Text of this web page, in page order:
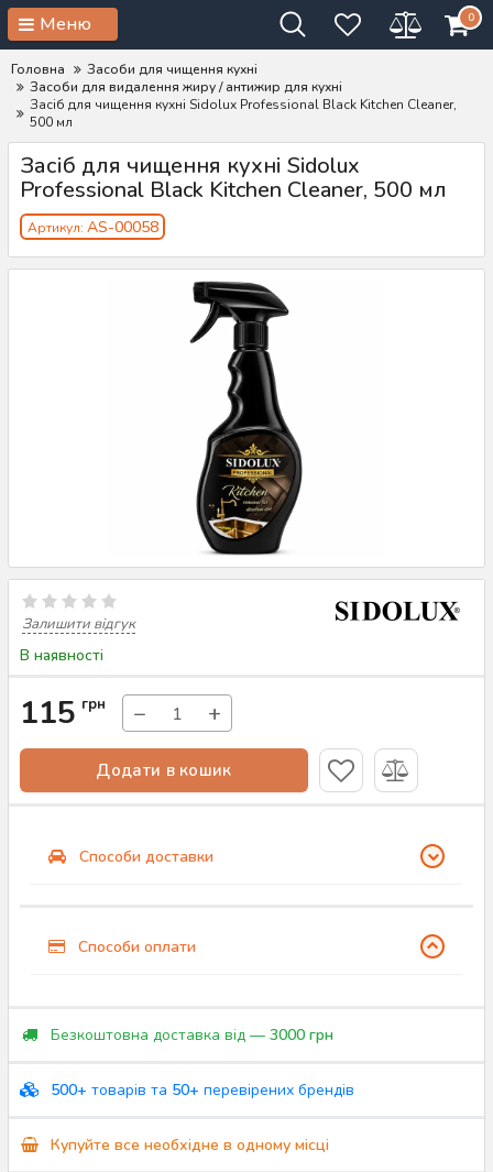
Меню 0
Головна
Засоби для чищення кухні
Засоби для видалення жиру / антижир для кухні
Засіб для чищення кухні Sidolux Professional Black Kitchen Cleaner,
500 мл
Засіб для чищення кухні Sidolux
Professional Black Kitchen Cleaner, 500 мл
Артикул: AS-00058
Залишити відгук
В наявності
115 грн − +
Додати в кошик
Способи доставки
Способи оплати
Безкоштовна доставка від — 3000 грн
500+ товарів та 50+ перевірених брендів
Купуйте все необхідне в одному місці